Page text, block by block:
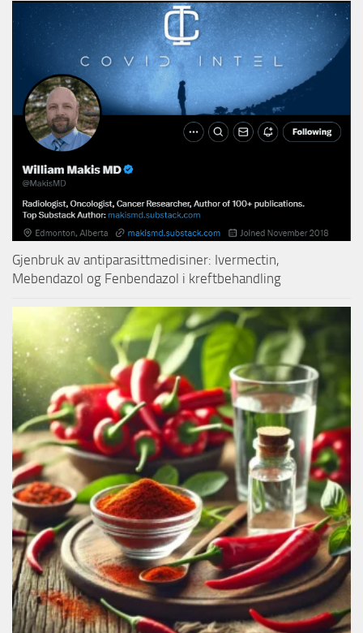
Gjenbruk av antiparasittmedisiner: Ivermectin,
Mebendazol og Fenbendazol i kreftbehandling